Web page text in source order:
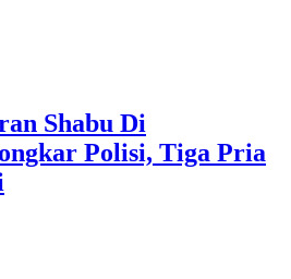
Shabu Di
Polisi, Tiga Pria